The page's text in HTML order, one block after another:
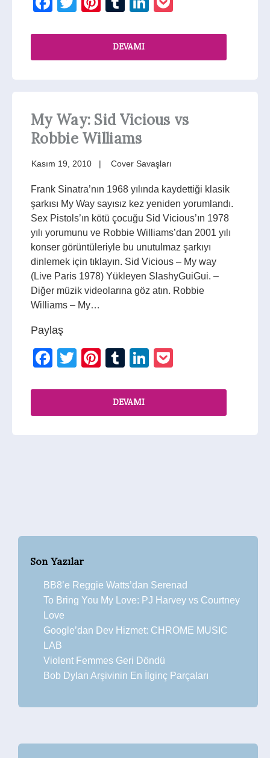
DEVAMI
My Way: Sid Vicious vs
Robbie Williams
Kasım 19, 2010 Cover Savaşları
Frank Sinatra’nın 1968 yılında kaydettiği klasik
şarkısı My Way sayısız kez yeniden yorumlandı.
Sex Pistols’ın kötü çocuğu Sid Vicious’ın 1978
yılı yorumunu ve Robbie Williams’dan 2001 yılı
konser görüntüleriyle bu unutulmaz şarkıyı
dinlemek için tıklayın. Sid Vicious – My way
(Live Paris 1978) Yükleyen SlashyGuiGui. –
Diğer müzik videolarına göz atın. Robbie
Williams – My…
Paylaş
Facebook
TwitterPinterest
TumblrLinkedIn
DEVAMI
Son Yazılar
BB8’e Reggie Watts’dan Serenad
To Bring You My Love: PJ Harvey vs Courtney
Love
Google’dan Dev Hizmet: CHROME MUSIC
LAB
Violent Femmes Geri Döndü
Bob Dylan Arşivinin En İlginç Parçaları